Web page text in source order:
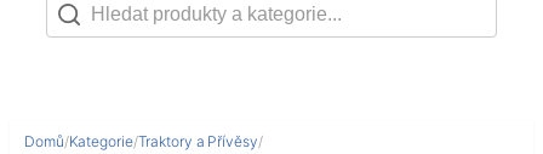
Domů/Kategorie/Traktory a Přívěsy/